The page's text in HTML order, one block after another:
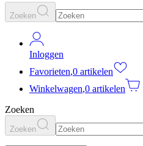
Zoeken
Inloggen
Favorieten,0 artikelen
Winkelwagen,0 artikelen
Zoeken
Zoeken